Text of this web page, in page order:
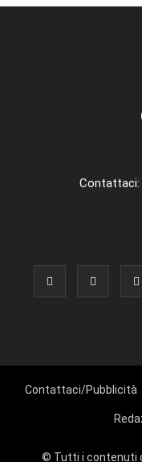
Contattaci:
Contattaci/Pubblicità
© Tutti i contenuti